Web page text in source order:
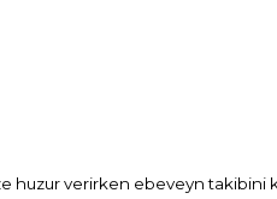
huzur verirken ebeveyn takibini